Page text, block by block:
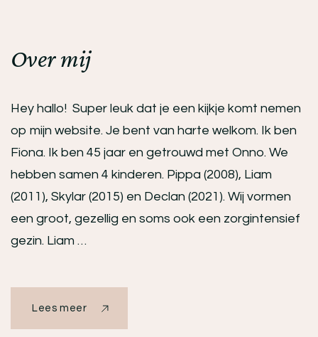
Over mij
Hey hallo! Super leuk dat je een kijkje komt nemen
op mijn website. Je bent van harte welkom. Ik ben
Fiona. Ik ben 45 jaar en getrouwd met Onno. We
hebben samen 4 kinderen. Pippa (2008), Liam
(2011), Skylar (2015) en Declan (2021). Wij vormen
een groot, gezellig en soms ook een zorgintensief
gezin. Liam …
Lees meer